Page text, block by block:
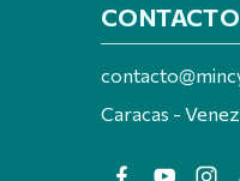
CONTACTO
Caracas -